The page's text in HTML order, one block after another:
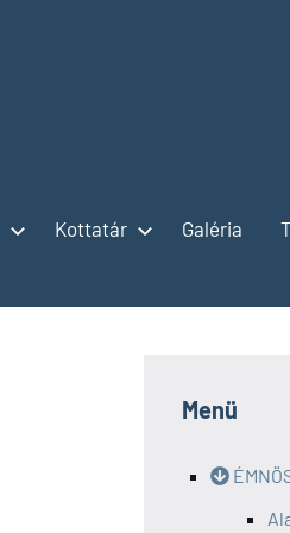
Kottatár Galéria
Menü